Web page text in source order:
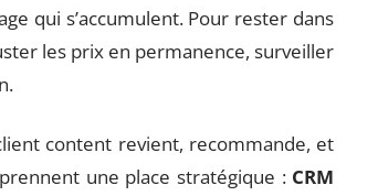
qui s’accumulent. Pour rester dans
les prix en permanence, surveiller
content revient, recommande, et
une place stratégique : CRM